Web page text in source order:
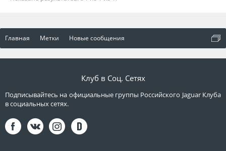
Главная Метки Новые сообщения
Клуб в Соц. Сетях
Подписывайтесь на официальные группы Российского Jaguar Клуба
в социальных сетях.